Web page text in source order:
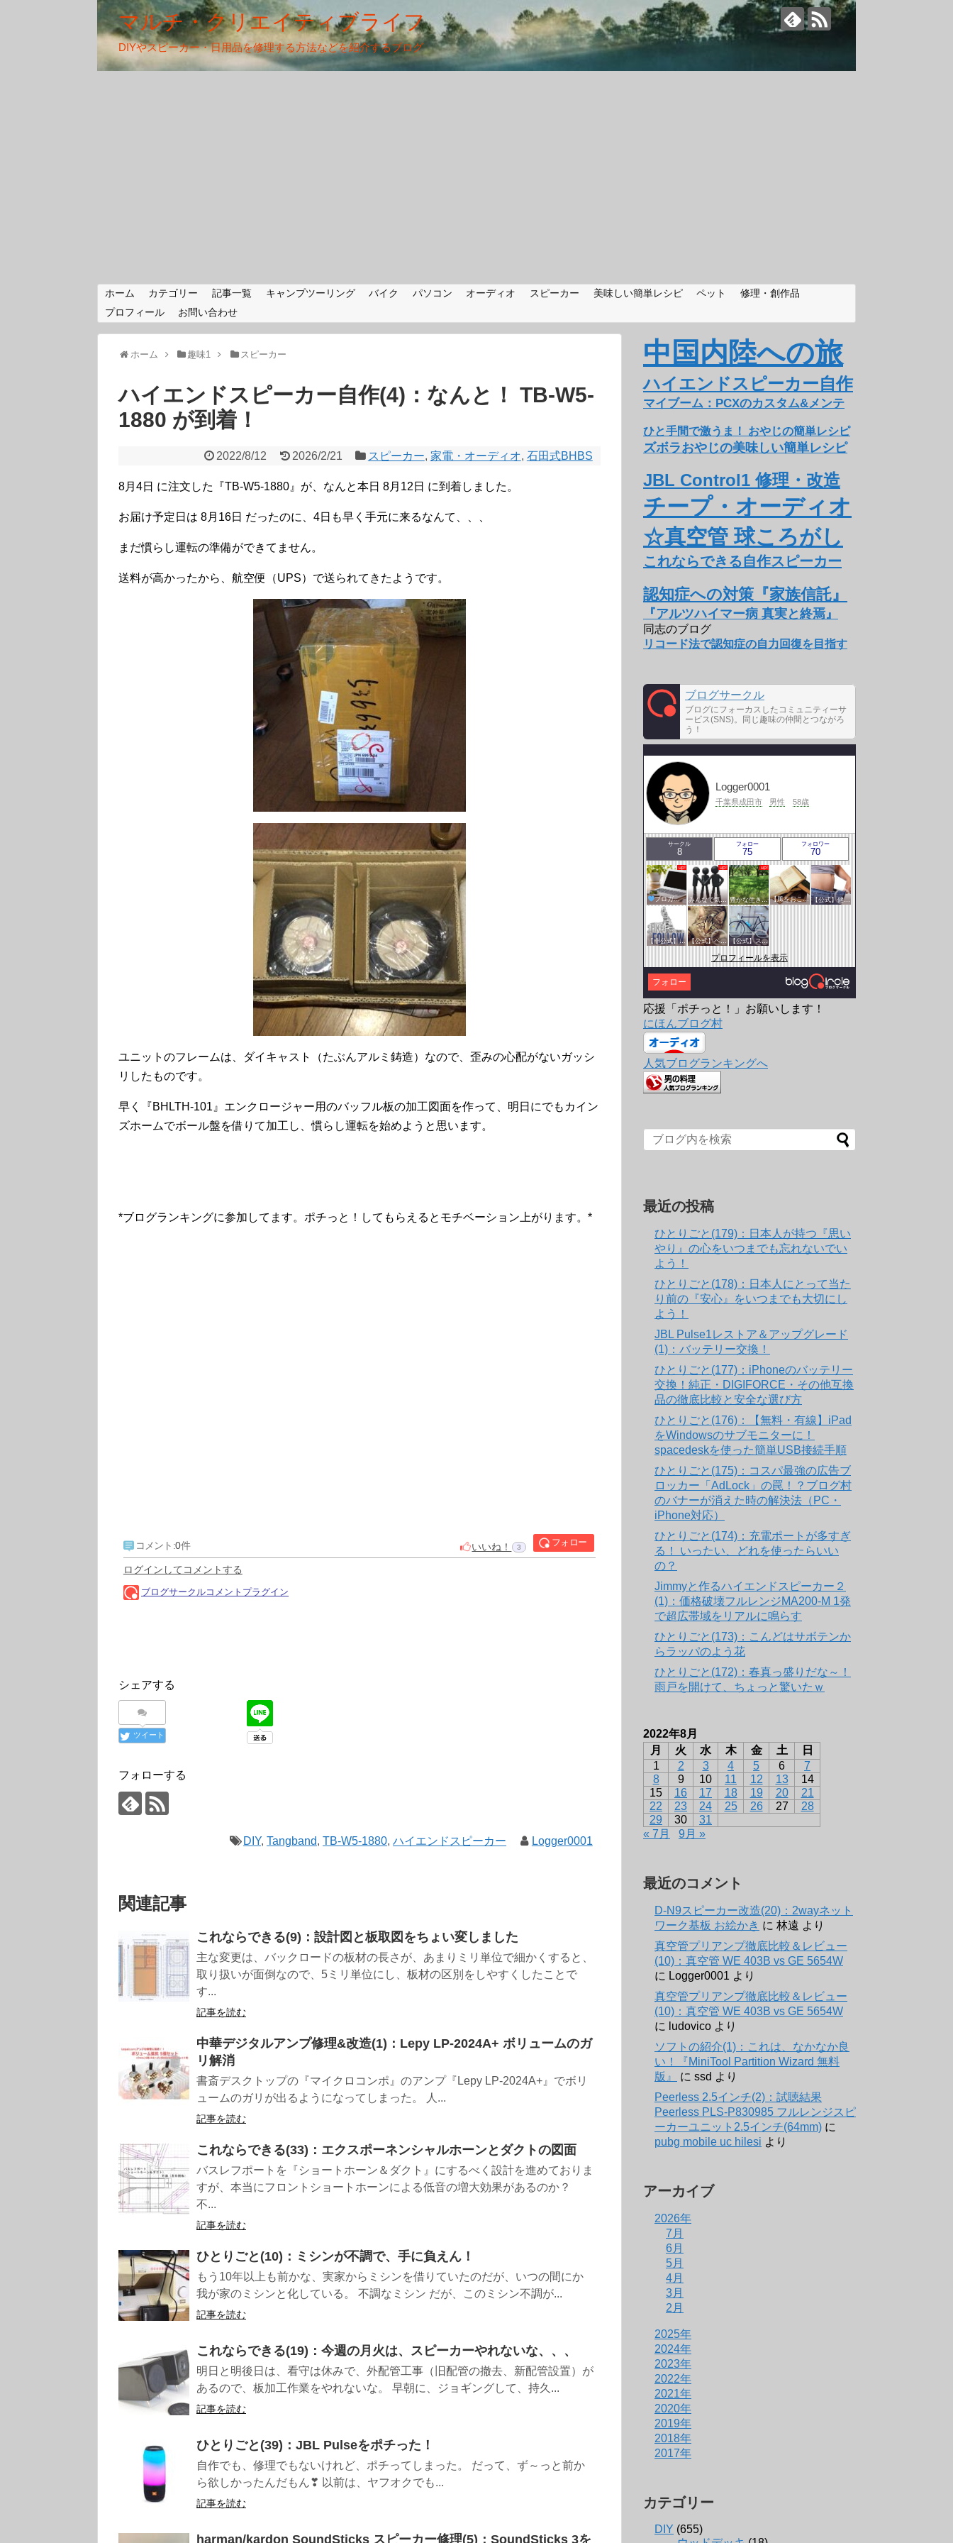
マルチ・クリエイティブライフ
DIYやスピーカー・日用品を修理する方法などを紹介するブログ
ホーム カテゴリー 記事一覧 キャンプツーリング バイク パソコン オーディオ スピーカー 美味しい簡単レシピ ペット
修理・創作品
プロフィール
お問い合わせ
ホーム 趣味1 スピーカー
ハイエンドスピーカー自作(4)：なんと！ TB-W5-
1880 が到着！
2022/8/12 2026/2/21 スピーカー, 家電・オーディオ, 石田式BHBS
8月4日 に注文した『TB-W5-1880』が、なんと本日 8月12日 に到着しました。
お届け予定日は 8月16日 だったのに、4日も早く手元に来るなんて、、、
まだ慣らし運転の準備ができてません。
送料が高かったから、航空便（UPS）で送られてきたようです。
ユニットのフレームは、ダイキャスト（たぶんアルミ鋳造）なので、歪みの心配がないガッシ
リしたものです。
早く『BHLTH-101』エンクロージャー用のバッフル板の加工図面を作って、明日にでもカイン
ズホームでボール盤を借りて加工し、慣らし運転を始めようと思います。
*ブログランキングに参加してます。ポチっと！してもらえるとモチベーション上がります。*
シェアする
ツイート
フォローする
DIY,Tangband,TB-W5-1880,ハイエンドスピーカー Logger0001
関連記事
これならできる(9)：設計図と板取図をちょい変しました
主な変更は、バックロードの板材の長さが、あまりミリ単位で細かくすると、
取り扱いが面倒なので、5ミリ単位にし、板材の区別をしやすくしたことで
す...
記事を読む
中華デジタルアンプ修理&改造(1)：Lepy LP-2024A+ ボリュームのガ
リ解消
書斎デスクトップの『マイクロコンポ』のアンプ『Lepy LP-2024A+』でボリ
ュームのガリが出るようになってしまった。 人...
記事を読む
これならできる(33)：エクスポーネンシャルホーンとダクトの図面
バスレフポートを『ショートホーン＆ダクト』にするべく設計を進めておりま
すが、本当にフロントショートホーンによる低音の増大効果があるのか？
不...
記事を読む
ひとりごと(10)：ミシンが不調で、手に負えん！
もう10年以上も前かな、実家からミシンを借りていたのだが、いつの間にか
我が家のミシンと化している。 不調なミシン だが、このミシン不調が...
記事を読む
これならできる(19)：今週の月火は、スピーカーやれないな、、、
明日と明後日は、看守は休みで、外配管工事（旧配管の撤去、新配管設置）が
あるので、板加工作業をやれないな。 早朝に、ジョギングして、持久...
記事を読む
ひとりごと(39)：JBL Pulseをポチった！
自作でも、修理でもないけれど、ポチってしまった。 だって、ず～っと前か
ら欲しかったんだもん❣ 以前は、ヤフオクでも...
記事を読む
harman/kardon SoundSticks スピーカー修理(5)：SoundSticks 3を
中国内陸への旅
ハイエンドスピーカー自作
マイブーム：PCXのカスタム&メンテ
ひと手間で激うま！ おやじの簡単レシピ
ズボラおやじの美味しい簡単レシピ
JBL Control1 修理・改造
チープ・オーディオ
☆真空管 球ころがし
これならできる自作スピーカー
認知症への対策『家族信託』
『アルツハイマー病 真実と終焉』
同志のブログ
リコード法で認知症の自力回復を目指す
ブログサークル
ブログにフォーカスしたコミュニティーサ
ービス(SNS)。同じ趣味の仲間とつながろ
う！
Logger0001
千葉県成田市 男性 58歳
サークル
8
フォロー
75
フォロワー
70
ブロガー応援&更新報告♪ みんなで気軽にアクセスアップ 豊かな生き方サークル 【風をおこそう☆彡】アクセスアップ研究会♪♪ 【公式】健康・医療サークル
【非公式】相互フォローサークル 【公式】ペットサークル 【公式】スポーツ・アウトドアサークル
プロフィールを表示
フォロー
応援「ポチっと！」お願いします！
にほんブログ村
人気ブログランキングへ
最近の投稿
ひとりごと(179)：日本人が持つ『思い
やり』の心をいつまでも忘れないでい
よう！
ひとりごと(178)：日本人にとって当た
り前の『安心』をいつまでも大切にし
よう！
JBL Pulse1レストア＆アップグレード
(1)：バッテリー交換！
ひとりごと(177)：iPhoneのバッテリー
交換！純正・DIGIFORCE・その他互換
品の徹底比較と安全な選び方
ひとりごと(176)：【無料・有線】iPad
をWindowsのサブモニターに！
spacedeskを使った簡単USB接続手順
ひとりごと(175)：コスパ最強の広告ブ
ロッカー「AdLock」の罠！？ブログ村
のバナーが消えた時の解決法（PC・
iPhone対応）
ひとりごと(174)：充電ポートが多すぎ
る！ いったい、どれを使ったらいい
の？
Jimmyと作るハイエンドスピーカー２
(1)：価格破壊フルレンジMA200-M 1発
で超広帯域をリアルに鳴らす
ひとりごと(173)：こんどはサボテンか
らラッパのよう花
ひとりごと(172)：春真っ盛りだな～！
雨戸を開けて、ちょっと驚いたｗ
2022年8月
月
火 水 木 金 土
日
1
2 3 4 5 6
7
8
9 10 11 12 13
14
15
16 17 18 19 20
21
22
23 24 25 26 27
28
29
30
31
« 7月
9月 »
最近のコメント
D-N9スピーカー改造(20)：2wayネット
ワーク基板 お絵かき に 林遠 より
真空管プリアンプ徹底比較＆レビュー
(10)：真空管 WE 403B vs GE 5654W
に Logger0001 より
真空管プリアンプ徹底比較＆レビュー
(10)：真空管 WE 403B vs GE 5654W
に
ludovico より
ソフトの紹介(1)：これは、なかなか良
い！『MiniTool Partition Wizard 無料
版』
に ssd より
Peerless 2.5インチ(2)：試聴結果
Peerless PLS-P830985 フルレンジスピ
ーカーユニット2.5インチ(64mm) に
pubg mobile uc hilesi より
アーカイブ
2026年
7月
6月
5月
4月
3月
2月
2025年
2024年
2023年
2022年
2021年
2020年
2019年
2018年
2017年
カテゴリー
DIY (655)